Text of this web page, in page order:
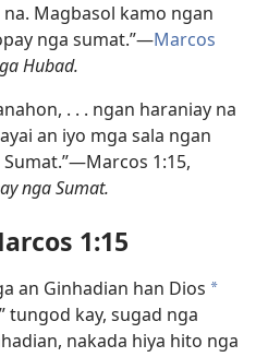
Magbasol kamo ngan
nga sumat.”—Marcos
Hubad.
. . . ngan haraniay na
an iyo mga sala ngan
1:15,
nga Sumat.
1:15
an Ginhadian han Dios a
tungod kay, sugad nga
nakada hiya hito nga